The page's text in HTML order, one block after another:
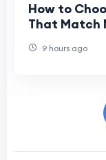
How to
That Match
9 hours ago